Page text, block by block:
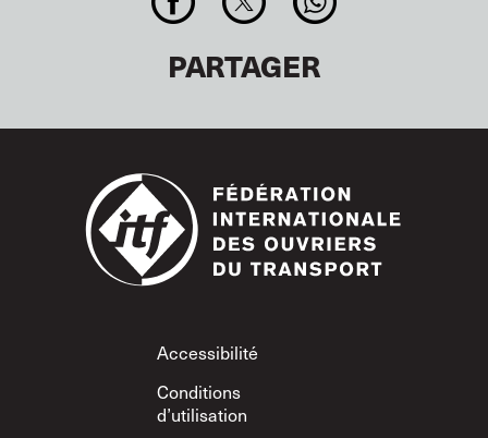
PARTAGER
Footer
Accessibilité
Conditions
d’utilisation